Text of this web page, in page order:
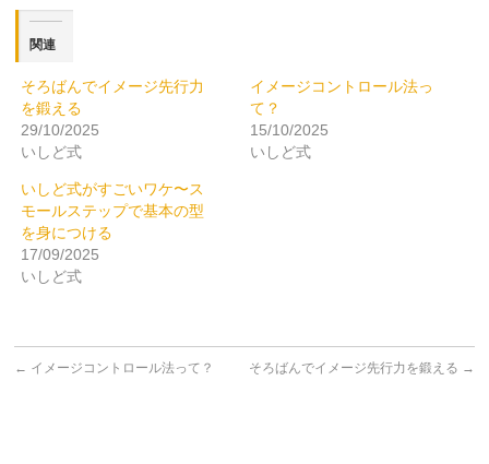
て
Twitter
で
共
(新
し
い
ウ
ィ
ン
ド
で
開
き
ま
す)
ッ
ク
(新
し
い
ウ
ィ
関連
そろばんでイメージ先行力
を鍛える
29/10/2025
いしど式
イメージコントロール法っ
て？
15/10/2025
いしど式
いしど式がすごいワケ〜ス
モールステップで基本の型
を身につける
17/09/2025
いしど式
← イメージコントロール法って？ そろばんでイメージ先行力を鍛える →